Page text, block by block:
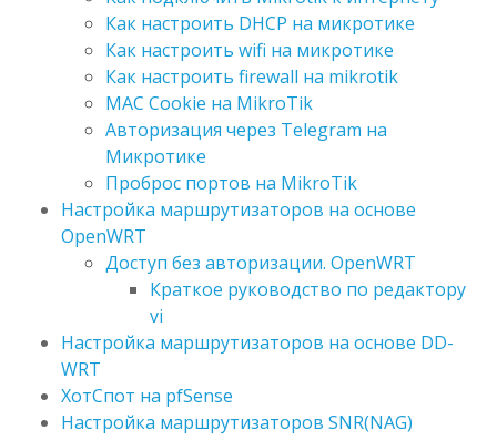
Как настроить DHCP на микротике
Как настроить wifi на микротике
Как настроить firewall на mikrotik
MAC Cookie на MikroTik
Авторизация через Telegram на
Микротике
Проброс портов на MikroTik
Настройка маршрутизаторов на основе
OpenWRT
Доступ без авторизации. OpenWRT
Краткое руководство по редактору
vi
Настройка маршрутизаторов на основе DD-
WRT
ХотСпот на pfSense
Настройка маршрутизаторов SNR(NAG)